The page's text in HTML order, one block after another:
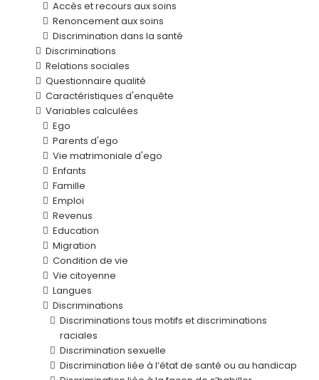
Accès et recours aux soins
Renoncement aux soins
Discrimination dans la santé
Discriminations
Relations sociales
Questionnaire qualité
Caractéristiques d'enquête
Variables calculées
Ego
Parents d'ego
Vie matrimoniale d'ego
Enfants
Famille
Emploi
Revenus
Education
Migration
Condition de vie
Vie citoyenne
Langues
Discriminations
Discriminations tous motifs et discriminations
raciales
Discrimination sexuelle
Discrimination liée à l’état de santé ou au handicap